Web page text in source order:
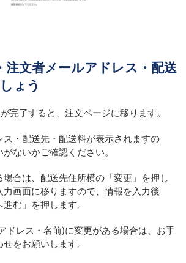
注文者メールアドレス・配送
ょう
が完了すると、注文ページに移ります。
・配送先・配送料が表示されますの
ないかご確認ください。
合は、配送先住所横の「変更」を押し
力画面に移りますので、情報を入力後
む」を押します。
ドレス・名前)に変更がある場合は、お手
をお願いします。